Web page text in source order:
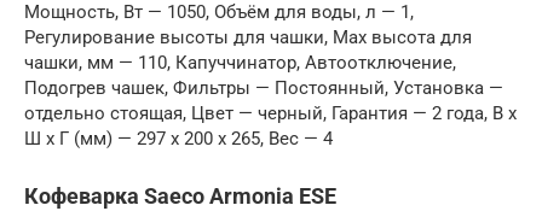
Мощность, Вт — 1050, Объём для воды, л — 1,
Регулирование высоты для чашки, Max высота для
чашки, мм — 110, Капуччинатор, Автоотключение,
Подогрев чашек, Фильтры — Постоянный, Установка —
отдельно стоящая, Цвет — черный, Гарантия — 2 года, В x
Ш x Г (мм) — 297 x 200 x 265, Вес — 4
Кофеварка Saeco Armonia ESE